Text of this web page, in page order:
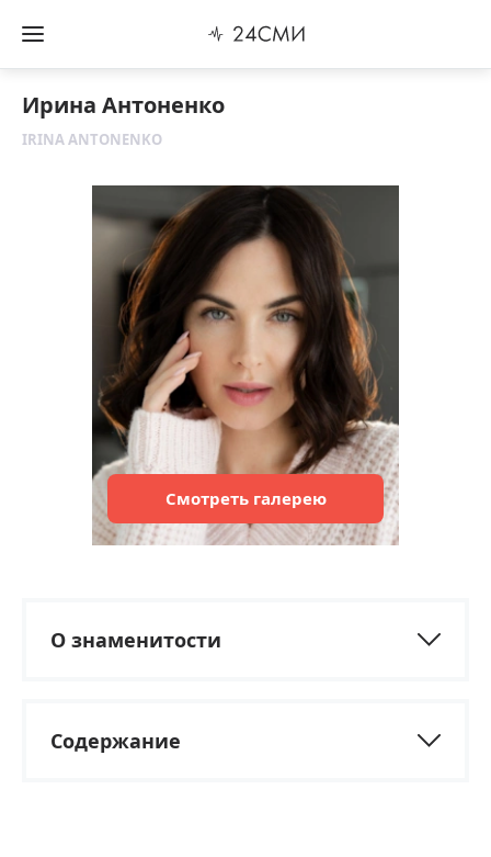
Ирина Антоненко
IRINA ANTONENKO
Смотреть галерею
О знаменитости
Содержание